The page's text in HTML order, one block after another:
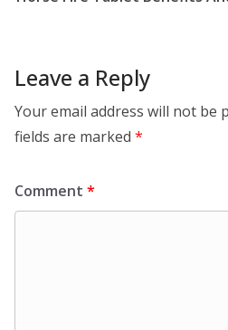
Leave a Reply
Your email address will not be
fields are marked *
Comment *